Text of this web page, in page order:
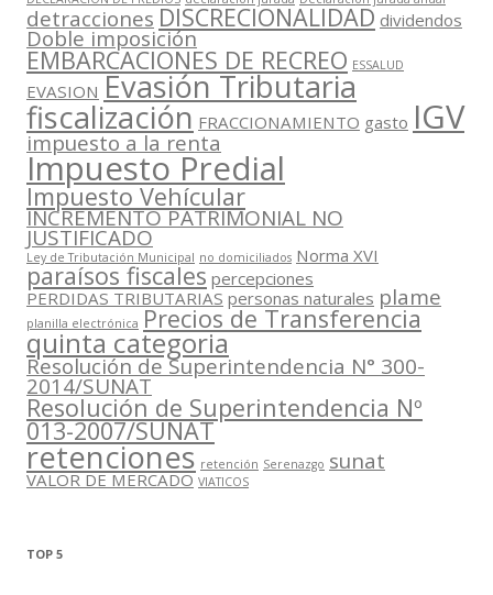
detracciones DISCRECIONALIDAD dividendos
Doble imposición
EMBARCACIONES DE RECREO ESSALUD
EVASION Evasión Tributaria
fiscalización FRACCIONAMIENTO gasto IGV
impuesto a la renta
Impuesto Predial
Impuesto Vehícular
INCREMENTO PATRIMONIAL NO
JUSTIFICADO
Ley de Tributación Municipal no domiciliados Norma XVI
paraísos fiscales percepciones
PERDIDAS TRIBUTARIAS personas naturales plame
planilla electrónica Precios de Transferencia
quinta categoria
Resolución de Superintendencia N° 300-
2014/SUNAT
Resolución de Superintendencia Nº
013-2007/SUNAT
retenciones retención Serenazgo sunat
VALOR DE MERCADO VIATICOS
TOP 5